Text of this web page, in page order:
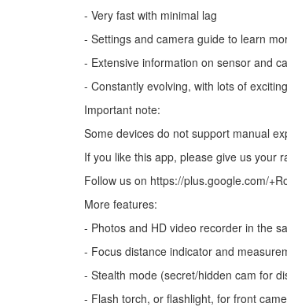
- Very fast with minimal lag
- Settings and camera guide to learn
- Extensive information on sensor and
- Constantly evolving, with lots of
Important note:
Some devices do not support manual
If you like this app, please give us your
Follow us on https://plus.google.com/
More features:
- Photos and HD video recorder in the
- Focus distance indicator and
- Stealth mode (secret/hidden cam for
- Flash torch, or flashlight, for front